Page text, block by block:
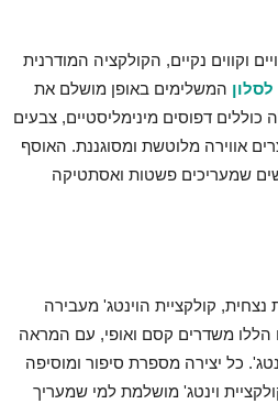
וקווים נקיים, הקולקציה המודרנית
המשלימים באופן מושלם את
כוללים דפוסים מינימליסטיים, צבעים
אווירה מלוטשת ומסוגננת. האוסף
שמעריכים פשטות ואסתטיקה
נצחית, קולקציית הוינטג' מעבירה
משדרים קסם ואופי, עם המראה
כל יצירה מספרת סיפור ומוסיפה
וינטג' מושלמת למי שמעריך